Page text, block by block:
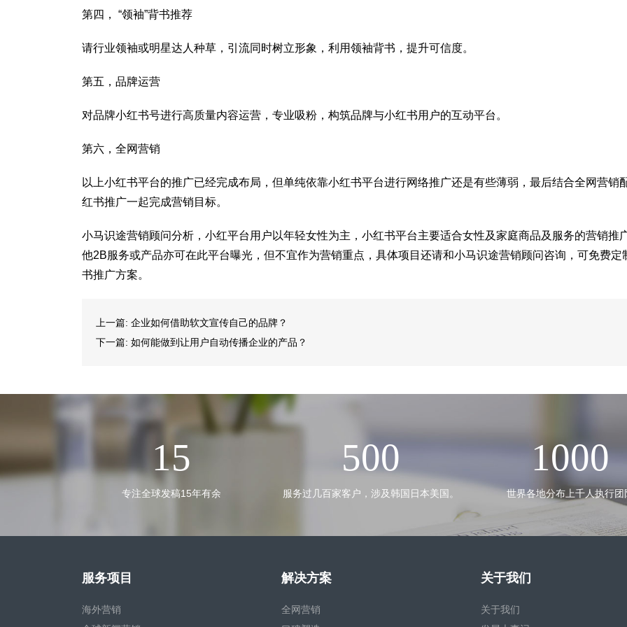
第四， “领袖”背书推荐
请行业领袖或明星达人种草，引流同时树立形象，利用领袖背书，提升可信度。
第五，品牌运营
对品牌小红书号进行高质量内容运营，专业吸粉，构筑品牌与小红书用户的互动平台。
第六，全网营销
以上小红书平台的推广已经完成布局，但单纯依靠小红书平台进行网络推广还是有些薄弱，最后结合全网营销
红书推广一起完成营销目标。
小马识途营销顾问分析，小红平台用户以年轻女性为主，小红书平台主要适合女性及家庭商品及服务的营销推
他2B服务或产品亦可在此平台曝光，但不宜作为营销重点，具体项目还请和小马识途营销顾问咨询，可免费定
书推广方案。
上一篇: 企业如何借助软文宣传自己的品牌？
下一篇: 如何能做到让用户自动传播企业的产品？
15
专注全球发稿15年有余
500
服务过几百家客户，涉及韩国日本美国。
1000
世界各地分布上千人执行团
服务项目
海外营销
解决方案
全网营销
关于我们
关于我们